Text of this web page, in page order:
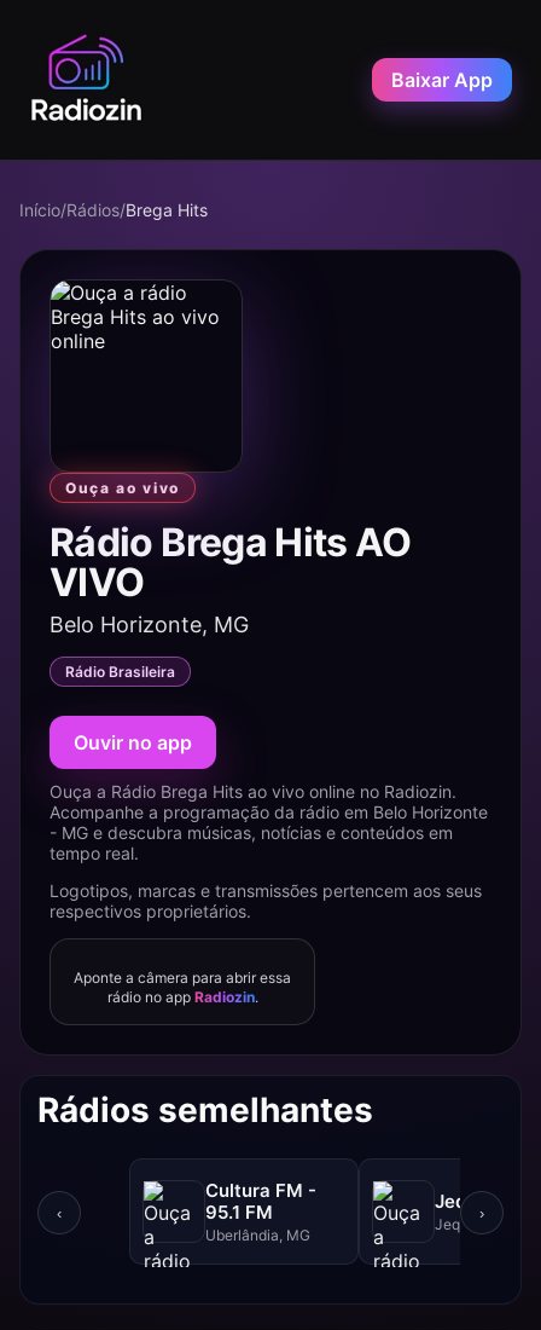
Baixar App
Início/Rádios/Brega Hits
Ouça ao vivo
Rádio Brega Hits AO
VIVO
Belo Horizonte, MG
Rádio Brasileira
Ouvir no app
Ouça a Rádio Brega Hits ao vivo online no Radiozin.
Acompanhe a programação da rádio em Belo Horizonte
- MG e descubra músicas, notícias e conteúdos em
tempo real.
Logotipos, marcas e transmissões pertencem aos seus
respectivos proprietários.
Aponte a câmera para abrir essa
rádio no app Radiozin.
Rádios semelhantes
‹
Cultura FM -
95.1 FM
Uberlândia, MG
Jequitibá
Jequitibá, MG
›